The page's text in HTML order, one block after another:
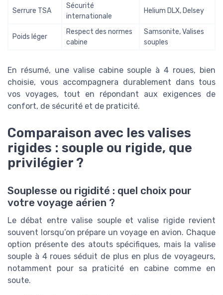
Serrure TSA
Sécurité
internationale
Helium DLX, Delsey
Poids léger
Respect des normes
cabine
Samsonite, Valises
souples
En résumé, une valise cabine souple à 4 roues, bien
choisie, vous accompagnera durablement dans tous
vos voyages, tout en répondant aux exigences de
confort, de sécurité et de praticité.
Comparaison avec les valises
rigides : souple ou rigide, que
privilégier ?
Souplesse ou rigidité : quel choix pour
votre voyage aérien ?
Le débat entre valise souple et valise rigide revient
souvent lorsqu’on prépare un voyage en avion. Chaque
option présente des atouts spécifiques, mais la valise
souple à 4 roues séduit de plus en plus de voyageurs,
notamment pour sa praticité en cabine comme en
soute.